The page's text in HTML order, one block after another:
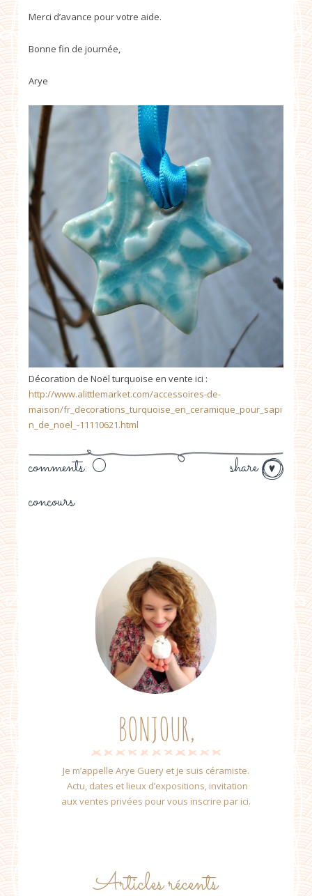
Merci d’avance pour votre aide.
Bonne fin de journée,
Arye
Décoration de Noël turquoise en vente ici :
http://www.alittlemarket.com/accessoires-de-
maison/fr_decorations_turquoise_en_ceramique_pour_sapi
n_de_noel_-11110621.html
share
comments: 0
concours
BONJOUR,
Je m’appelle Arye Guery et je suis céramiste.
Actu, dates et lieux d’expositions, invitation
aux ventes privées pour vous inscrire par ici.
Articles récents